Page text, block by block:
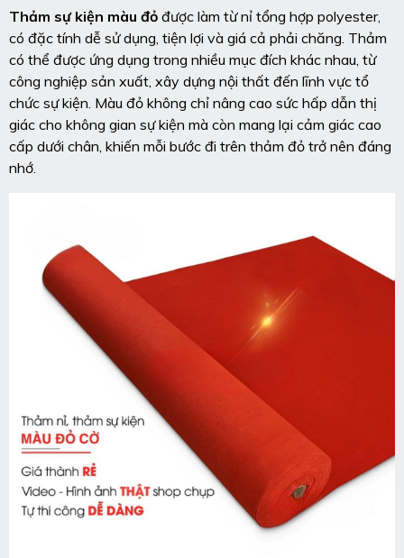
Thảm sự kiện màu đỏ được làm từ nỉ tổng hợp polyester,
có đặc tính dễ sử dụng, tiện lợi và giá cả phải chăng. Thảm
có thể được ứng dụng trong nhiều mục đích khác nhau, từ
công nghiệp sản xuất, xây dựng nội thất đến lĩnh vực tổ
chức sự kiện. Màu đỏ không chỉ nâng cao sức hấp dẫn thị
giác cho không gian sự kiện mà còn mang lại cảm giác cao
cấp dưới chân, khiến mỗi bước đi trên thảm đỏ trở nên đáng
nhớ.